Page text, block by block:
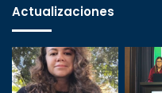
Actualizaciones